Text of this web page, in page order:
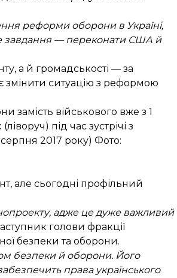
реформи оборони в Україні,
завдання — переконати США й
а й громадськості — за
змінити ситуацію з реформою
замість військового вже з 1
під час зустрічі з
2017 року) Фото:
але сьогодні профільний
адже це дуже важливий
голови фракції
безпеки та оборони.
безпеки й оборони. Його
права українського